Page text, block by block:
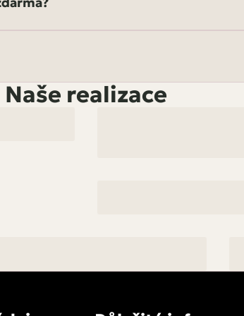
kvality dostanete zcela zdarma. Stačí
nevyplníte, nabídku nezískáte a
Naše realizace